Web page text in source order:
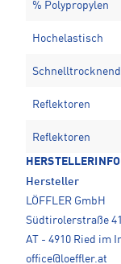
% Polypropylen
Hochelastisch
Schnelltrocknend
Reflektoren
Reflektoren
Hersteller
LÖFFLER GmbH
Südtirolerstraße 41
AT - 4910 Ried im
office@loeffler.at